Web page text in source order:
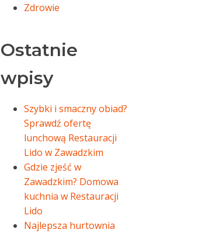
Zdrowie
Ostatnie
wpisy
Szybki i smaczny obiad?
Sprawdź ofertę
lunchową Restauracji
Lido w Zawadzkim
Gdzie zjeść w
Zawadzkim? Domowa
kuchnia w Restauracji
Lido
Najlepsza hurtownia